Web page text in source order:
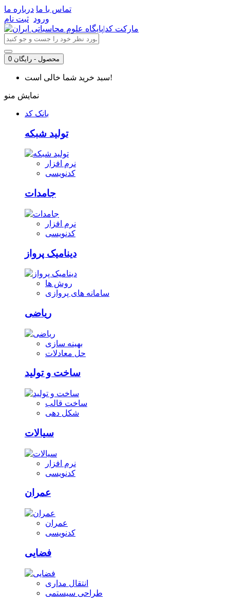
تماس با ما درباره ما
ورود ثبت نام
0 محصول - رایگان
سبد خرید شما خالی است!
نمایش منو
بانک کد
تولید شبکه
نرم افزار
کدنویسی
جامدات
نرم افزار
کدنویسی
دینامیک پرواز
روش ها
سامانه های پروازی
ریاضی
بهینه سازی
حل معادلات
ساخت و تولید
ساخت قالب
شکل دهی
سیالات
نرم افزار
کدنویسی
عمران
عمران
کدنویسی
فضایی
انتقال مداری
طراحی سیستمی